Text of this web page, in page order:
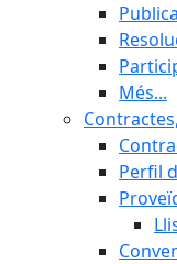
Més...
Perfil